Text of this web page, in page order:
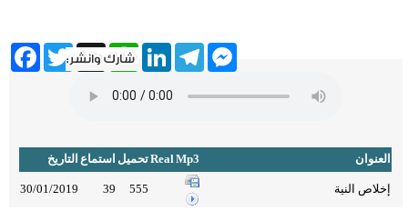
Twitter X
WhatsApp
LinkedInTelegram
Messenger
العنوان Mp3
Realتحميل استماع التاريخ
إخلاص النية 555
39
30/01/2019